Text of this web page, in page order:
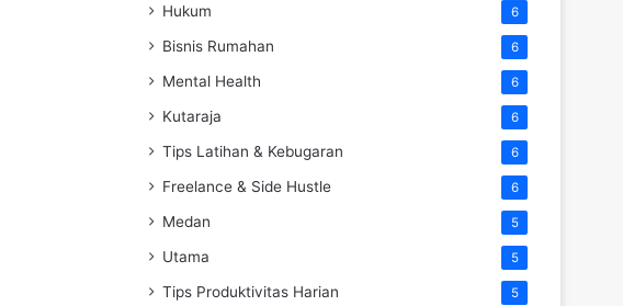
Hukum 6
Bisnis Rumahan 6
Mental Health 6
Kutaraja 6
Tips Latihan & Kebugaran 6
Freelance & Side Hustle 6
Medan 5
Utama 5
Tips Produktivitas Harian 5